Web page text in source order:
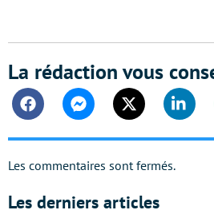
La rédaction vous
FacebookMessengerTwitter
Les commentaires sont fermés.
Les derniers articles